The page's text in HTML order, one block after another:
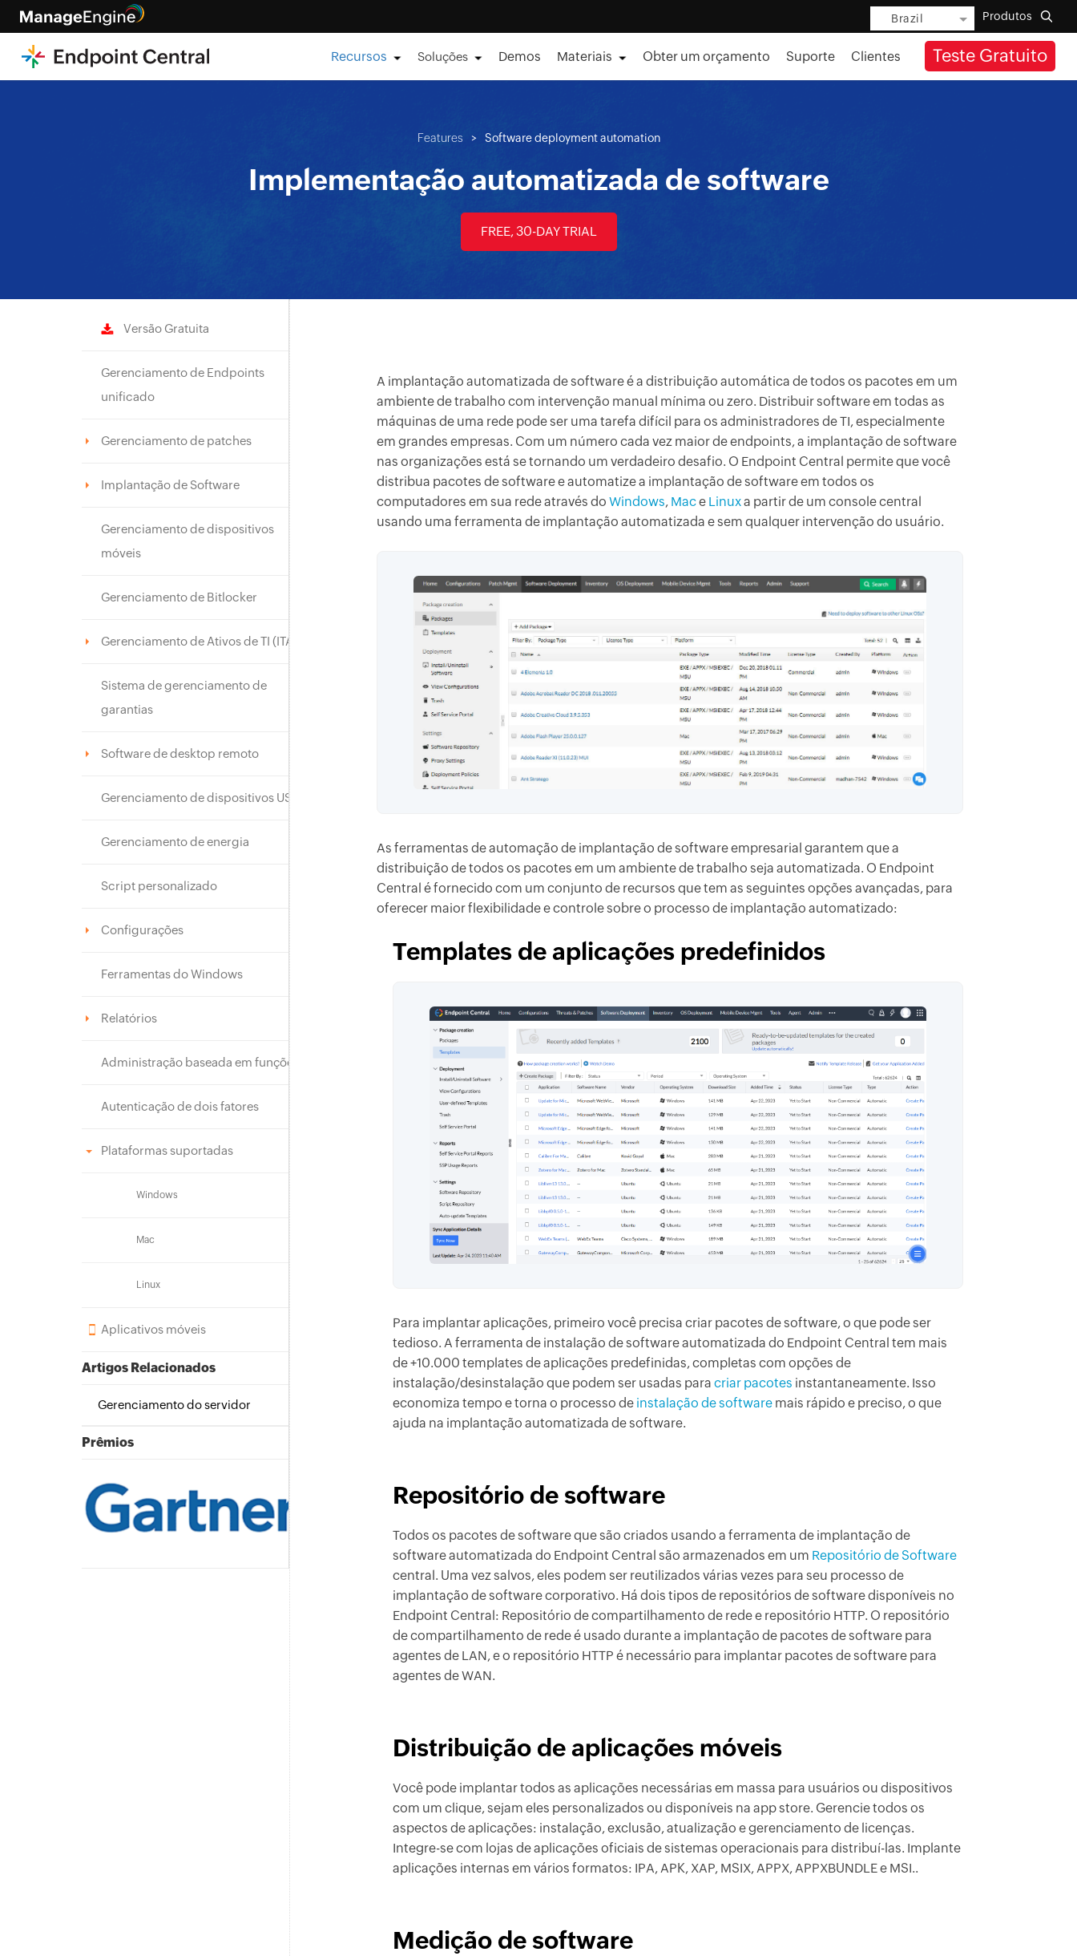
Brazil Produtos
Teste Gratuito
Recursos Soluções Demos Materiais Obter um orçamento Suporte Clientes
Features > Software deployment automation
Implementação automatizada de software
FREE, 30-DAY TRIAL
Versão Gratuita
Gerenciamento de Endpoints
unificado
Gerenciamento de patches
Implantação de Software
Gerenciamento de dispositivos
móveis
Gerenciamento de Bitlocker
Gerenciamento de Ativos de TI (ITAM)
Sistema de gerenciamento de
garantias
Software de desktop remoto
Gerenciamento de dispositivos USB
Gerenciamento de energia
Script personalizado
Configurações
Ferramentas do Windows
Relatórios
Administração baseada em funções
Autenticação de dois fatores
Plataformas suportadas
Windows
Mac
Linux
Aplicativos móveis
Artigos Relacionados
Gerenciamento do servidor
Prêmios
A implantação automatizada de software é a distribuição automática de todos os pacotes em um
ambiente de trabalho com intervenção manual mínima ou zero. Distribuir software em todas as
máquinas de uma rede pode ser uma tarefa difícil para os administradores de TI, especialmente
em grandes empresas. Com um número cada vez maior de endpoints, a implantação de software
nas organizações está se tornando um verdadeiro desafio. O Endpoint Central permite que você
distribua pacotes de software e automatize a implantação de software em todos os
computadores em sua rede através do Windows, Mace Linuxa partir de um console central
usando uma ferramenta de implantação automatizada e sem qualquer intervenção do usuário.
As ferramentas de automação de implantação de software empresarial garantem que a
distribuição de todos os pacotes em um ambiente de trabalho seja automatizada. O Endpoint
Central é fornecido com um conjunto de recursos que tem as seguintes opções avançadas, para
oferecer maior flexibilidade e controle sobre o processo de implantação automatizado:
Templates de aplicações predefinidos
Para implantar aplicações, primeiro você precisa criar pacotes de software, o que pode ser
tedioso. A ferramenta de instalação de software automatizada do Endpoint Central tem mais
de +10.000 templates de aplicações predefinidas, completas com opções de
instalação/desinstalação que podem ser usadas para criar pacotes instantaneamente. Isso
economiza tempo e torna o processo de instalação de software mais rápido e preciso, o que
ajuda na implantação automatizada de software.
Repositório de software
Todos os pacotes de software que são criados usando a ferramenta de implantação de
software automatizada do Endpoint Central são armazenados em um Repositório de Software
central. Uma vez salvos, eles podem ser reutilizados várias vezes para seu processo de
implantação de software corporativo. Há dois tipos de repositórios de software disponíveis no
Endpoint Central: Repositório de compartilhamento de rede e repositório HTTP. O repositório
de compartilhamento de rede é usado durante a implantação de pacotes de software para
agentes de LAN, e o repositório HTTP é necessário para implantar pacotes de software para
agentes de WAN.
Distribuição de aplicações móveis
Você pode implantar todos as aplicações necessárias em massa para usuários ou dispositivos
com um clique, sejam eles personalizados ou disponíveis na app store. Gerencie todos os
aspectos de aplicações: instalação, exclusão, atualização e gerenciamento de licenças.
Integre-se com lojas de aplicações oficiais de sistemas operacionais para distribuí-las. Implante
aplicações internas em vários formatos: IPA, APK, XAP, MSIX, APPX, APPXBUNDLE e MSI..
Medição de software